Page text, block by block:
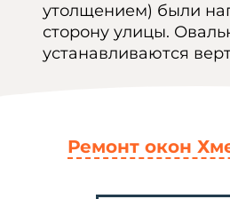
утолщением) были
сторону улицы.
устанавливаются
Ремонт окон